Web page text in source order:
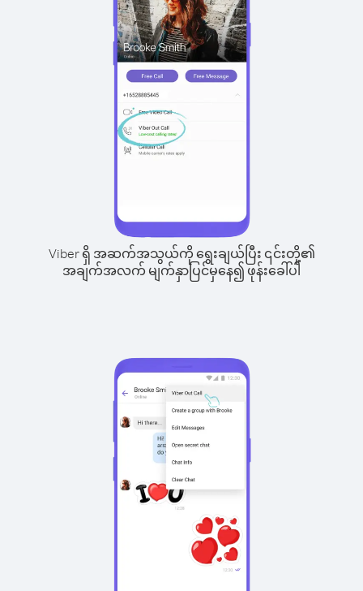
Viber ရှိ အဆက်အသွယ်ကို ရွေးချယ်ပြီး ၎င်းတို့၏
အချက်အလက် မျက်နှာပြင်မှနေ၍ ဖုန်းခေါ်ပါ